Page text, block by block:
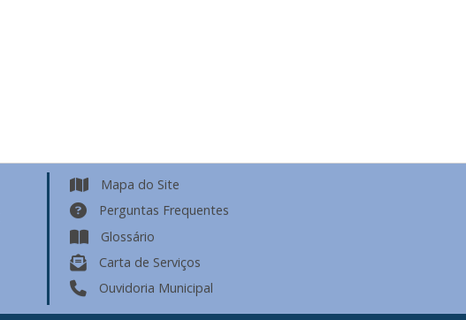
Mapa do Site
Perguntas Frequentes
Glossário
Carta de Serviços
Ouvidoria Municipal